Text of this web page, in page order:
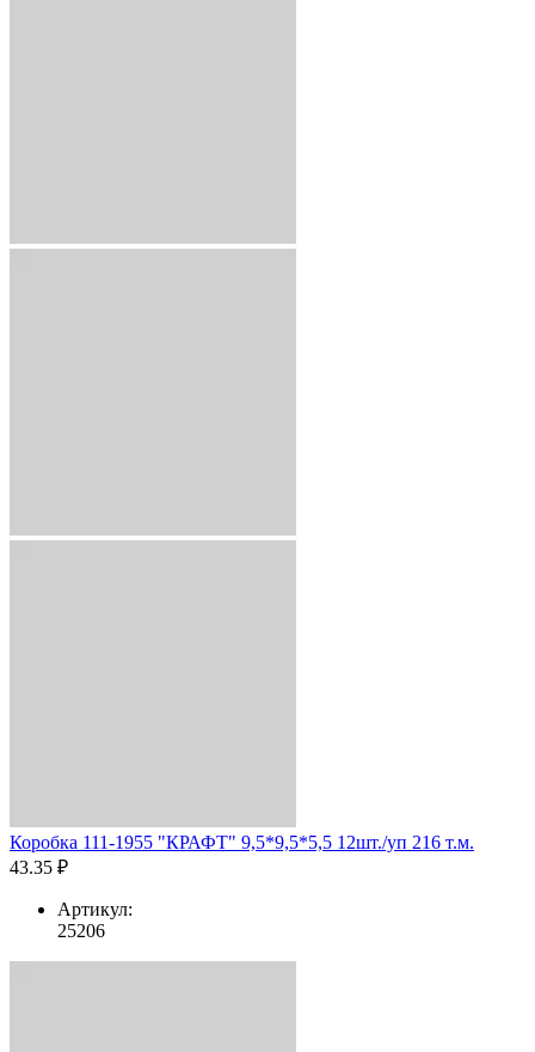
Коробка 111-1955 "КРАФТ" 9,5*9,5*5,5 12шт./уп 216 т.м.
43.35 ₽
Артикул:
25206